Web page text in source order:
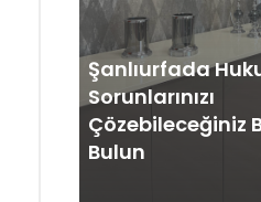
Şanlıurfada
Sorunlarınızı
Çözebileceğiniz
Bulun